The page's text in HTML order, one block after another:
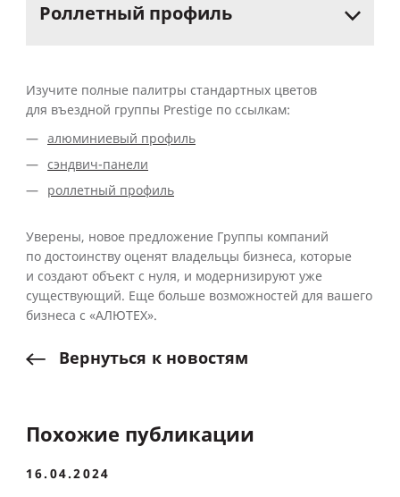
Роллетный профиль
Изучите полные палитры стандартных цветов
для въездной группы Prestige по ссылкам:
алюминиевый профиль
сэндвич-панели
роллетный профиль
Уверены, новое предложение Группы компаний
по достоинству оценят владельцы бизнеса, которые
и создают объект с нуля, и модернизируют уже
существующий. Еще больше возможностей для вашего
бизнеса с «АЛЮТЕХ».
Вернуться к новостям
Похожие публикации
16.04.2024